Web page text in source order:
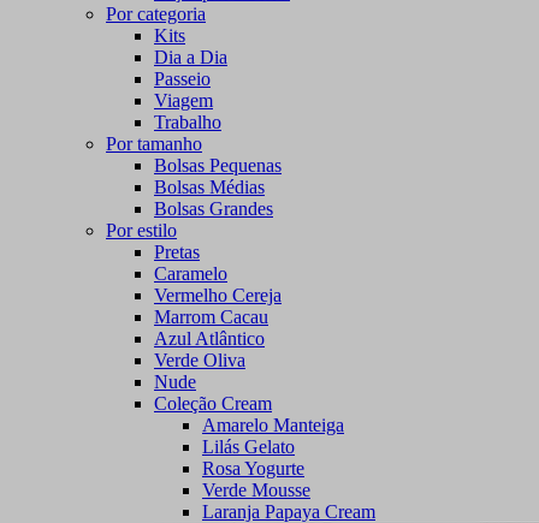
Por categoria
Kits
Dia a Dia
Passeio
Viagem
Trabalho
Por tamanho
Bolsas Pequenas
Bolsas Médias
Bolsas Grandes
Por estilo
Pretas
Caramelo
Vermelho Cereja
Marrom Cacau
Azul Atlântico
Verde Oliva
Nude
Coleção Cream
Amarelo Manteiga
Lilás Gelato
Rosa Yogurte
Verde Mousse
Laranja Papaya Cream